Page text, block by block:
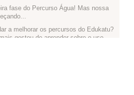
fase do Percurso Água! Mas nossa
a melhorar os percursos do Edukatu?
gostou de aprender sobre o uso
alimentos e o que podemos